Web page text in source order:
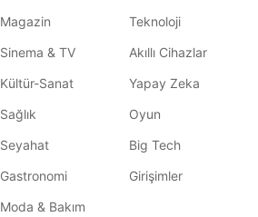
Magazin
Sinema & TV
Kültür-Sanat
Sağlık
Seyahat
Gastronomi
Moda & Bakım
Teknoloji
Akıllı Cihazlar
Yapay Zeka
Oyun
Big Tech
Girişimler